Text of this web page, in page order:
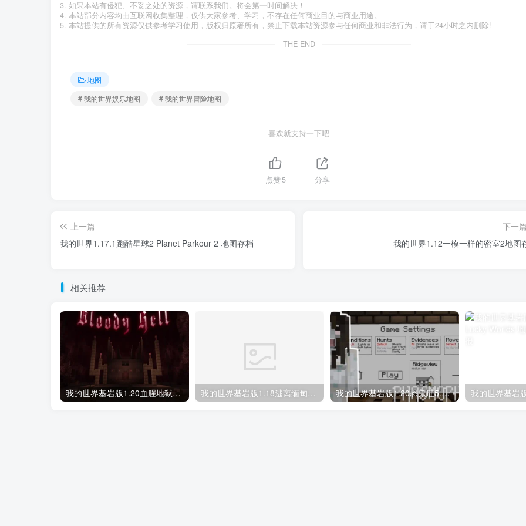
如果本站有侵犯、不妥之处的资源，请联系我们。将会第一时间解决！
本站部分内容均由互联网收集整理，仅供大家参考、学习，不存在任何商业目的与商业用途。
本站提供的所有资源仅供参考学习使用，版权归原著所有，禁止下载本站资源参与任何商业和非法行为，请于24小时之内删除!
THE END
地图
# 我的世界娱乐地图
# 我的世界冒险地图
喜欢就支持一下吧
点赞5 分享
上一篇
我的世界1.17.1跑酷星球2 Planet Parkour 2 地图存档
下一
我的世界1.12一模一样的密室2地图
相关推荐
我的世界基岩版1.20血腥地狱-极致视觉+心理二合一地图存档下载 我的世界基岩版1.18逃离缅甸诈骗-暗影秘网地图存档下载 我的世界基岩版1.20恐鬼症5.0地图存档下载